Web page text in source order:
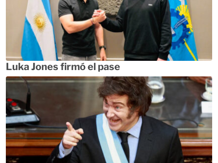
Luka Jones firmó el pase